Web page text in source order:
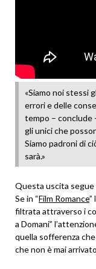
«Siamo noi stessi
errori e delle
tempo – conclude
gli unici che
Siamo padroni di
sarà.»
Questa uscita
Se in “Film Romance”
filtrata attraverso i
a Domani”
quella sofferenza
che non è mai